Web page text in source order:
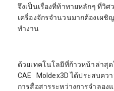
จึงเป็นเรื่องที่ท้าทายหลักๆ ที่วิศ
เครื่องจักรจำนวนมากต้องเผ
ทำงาน
ด้วยเทคโนโลยีที่ก้าวหน้าล่าสุ
CAE Moldex3D ได้ประสบคว
การสื่อสารระหว่างการจำลอง